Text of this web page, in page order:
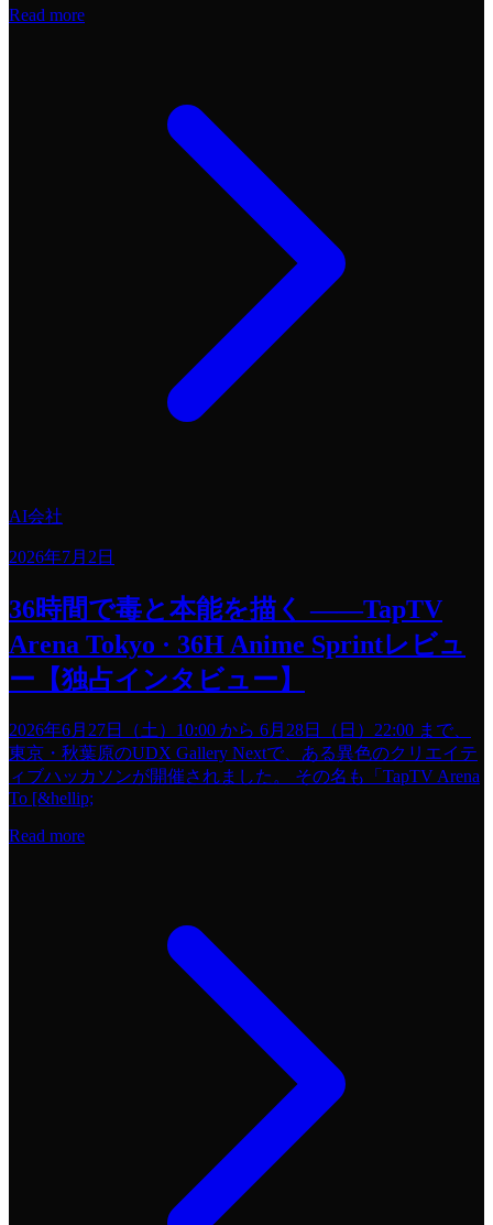
Read more
AI会社
2026年7月2日
36時間で毒と本能を描く ——TapTV
Arena Tokyo · 36H Anime Sprintレビュ
ー【独占インタビュー】
2026年6月27日（土）10:00 から 6月28日（日）22:00 まで、
東京・秋葉原のUDX Gallery Nextで、ある異色のクリエイテ
ィブハッカソンが開催されました。 その名も「TapTV Arena
To [&hellip;
Read more